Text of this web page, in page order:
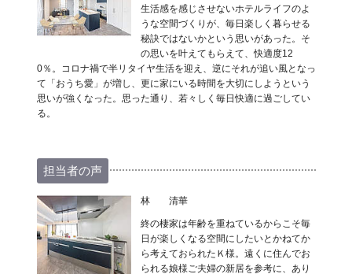
生活感を感じさせないホテルライフのよ
うな空間づくりが、毎日楽しく暮らせる
秘訣ではないかという思いがあった。そ
の思いを叶えてもらえて、快適度12
0％。コロナ禍で半リタイヤ生活を迎え、逆にそれが追い風となっ
て「おうち愛」が増し、更に家にいる時間を大切にしようという
思いが強くなった。思った通り、若々しく毎日快適に過ごしてい
る。
担当者の声
林 清華
終の棲家は年齢を重ねているからこそ毎
日が楽しくなる空間にしたいとかねてか
ら考えておられたＫ様。遠くに住んでお
られる娘様ご夫婦の新居を参考に、あり